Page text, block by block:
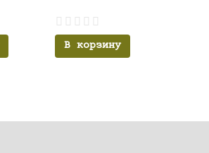
В корзину